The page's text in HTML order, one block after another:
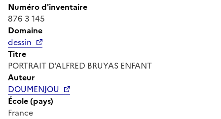
Numéro d'inventaire
876 3 145
Domaine
dessin
Titre
PORTRAIT D'ALFRED BRUYAS ENFANT
Auteur
DOUMENJOU
École (pays)
France